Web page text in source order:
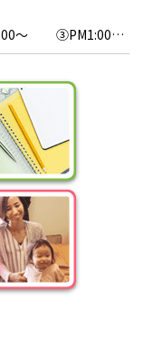
～